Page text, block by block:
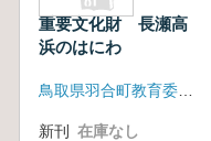
重要文化財 長瀬高
浜のはにわ
新刊 在庫なし